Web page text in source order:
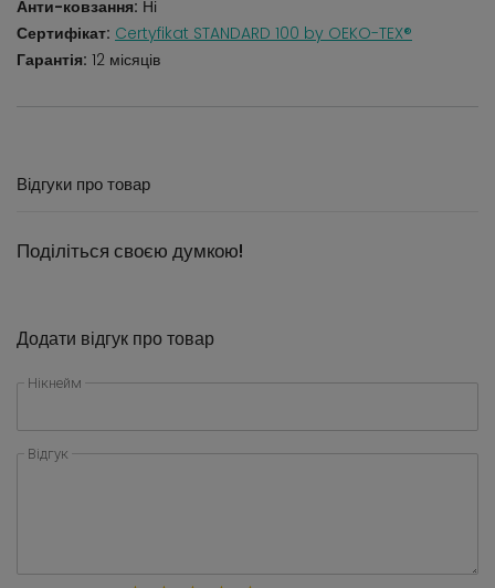
Анти-ковзання: Ні
Сертифікат: Certyfikat STANDARD 100 by OEKO-TEX®
Гарантія: 12 місяців
Відгуки про товар
Поділіться своєю думкою!
Додати відгук про товар
Нікнейм
Відгук